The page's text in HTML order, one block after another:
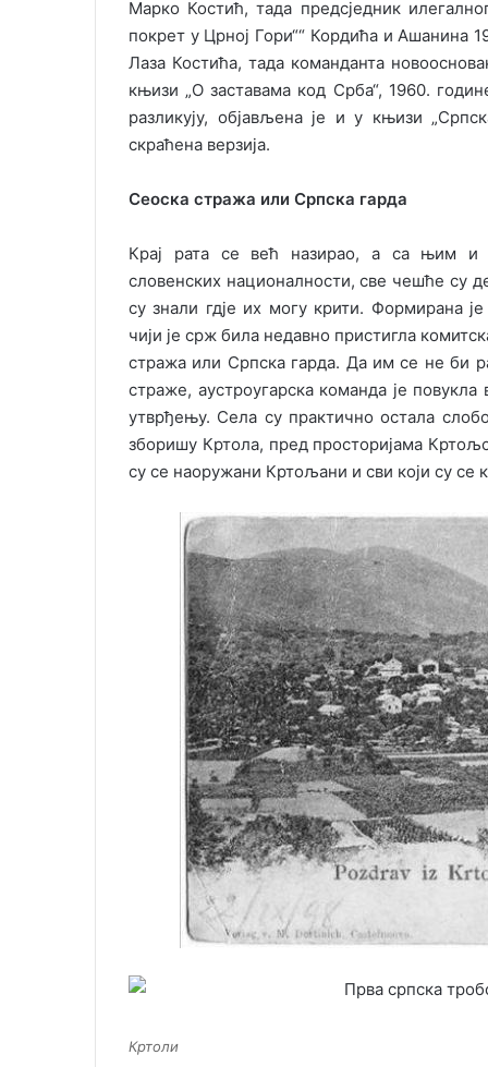
Марко Костић, тада предсједник
покрет у Црној Гори““ Кордића и Ашанина
Лаза Костића, тада команданта
књизи „О заставама код Срба“, 1960.
разликују, објављена је и у књизи
скраћена верзија.
Сеоска стража или Српска гарда
Крај рата се већ назирао, а са њим и
словенских националности, све чешће су
су знали гдје их могу крити. Формирана
чији је срж била недавно пристигла
стража или Српска гарда. Да им се не би
страже, аустроугарска команда је
утврђењу. Села су практично остала
зборишу Кртола, пред просторијама
су се наоружани Кртољани и сви који су
Кртоли